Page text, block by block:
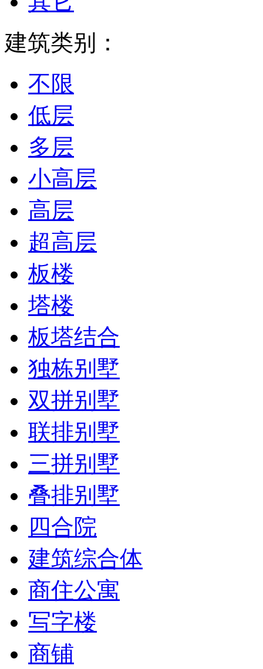
建筑类别：
不限
低层
多层
小高层
高层
超高层
板楼
塔楼
板塔结合
独栋别墅
双拼别墅
联排别墅
三拼别墅
叠排别墅
四合院
建筑综合体
商住公寓
写字楼
商铺